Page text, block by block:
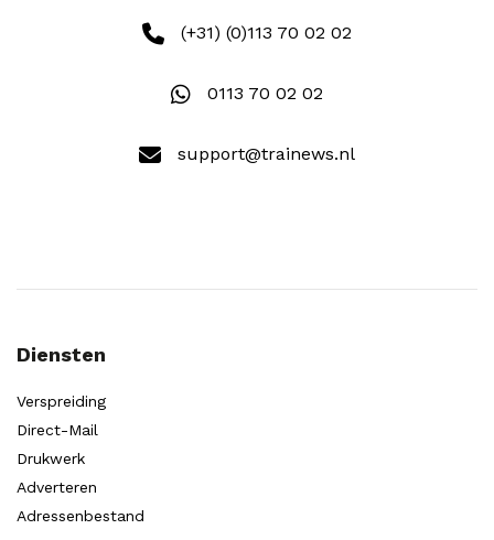
(+31) (0)113 70 02 02
0113 70 02 02
support@trainews.nl
Diensten
Verspreiding
Direct-Mail
Drukwerk
Adverteren
Adressenbestand